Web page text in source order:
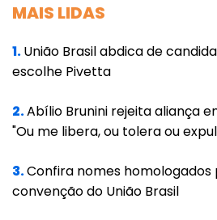
Setasc, Klebson Gomes.
A Van Rosa
domingo (3),
quanto homens, com
contribuir para a
a rede de proteção
MAIS LIDAS
1.União Brasil abdica de
escolhe Pivetta
2.Abílio Brunini rejeita aliança
"Ou me libera, ou tolera ou
3.Confira nomes homologados
convenção do União Brasil